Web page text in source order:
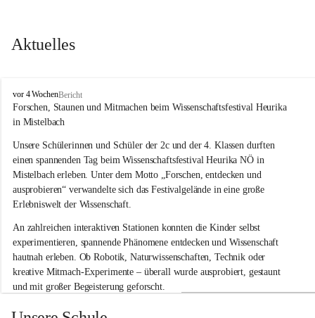
Aktuelles
V
o
l
s
s
c
u
l
e
G
l
o
g
g
n
i
vor 4 WochenBericht
Forschen, Staunen und Mitmachen beim Wissenschaftsfestival Heurika
in Mistelbach
Unsere Schülerinnen und Schüler der 2c und der 4. Klassen durften
einen spannenden Tag beim Wissenschaftsfestival Heurika NÖ in
Mistelbach erleben. Unter dem Motto „Forschen, entdecken und
ausprobieren“ verwandelte sich das Festivalgelände in eine große
Erlebniswelt der Wissenschaft.
An zahlreichen interaktiven Stationen konnten die Kinder selbst
experimentieren, spannende Phänomene entdecken und Wissenschaft
hautnah erleben. Ob Robotik, Naturwissenschaften, Technik oder
kreative Mitmach-Experimente – überall wurde ausprobiert, gestaunt
und mit großer Begeisterung geforscht.
Besonders beeindruckend war, dass Wissenschaftlerinnen und